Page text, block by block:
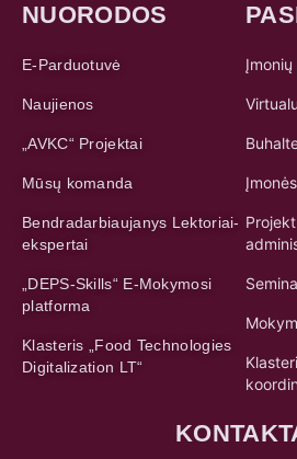
NUORODOS
E-Parduotuvė
Naujienos
„AVKC“ Projektai
Mūsų komanda
Bendradarbiaujanys Lektoriai-
ekspertai
„DEPS-Skills“ E-Mokymosi
platforma
Klasteris „Food Technologies
Digitalization LT“